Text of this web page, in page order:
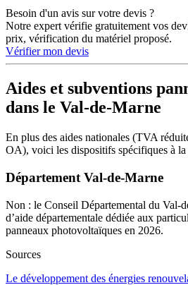
Besoin d'un avis sur votre devis ?
Notre expert vérifie gratuitement vos
prix, vérification du matériel proposé.
Vérifier mon devis
Aides et subventions
dans le Val-de-Marne
En plus des aides nationales (TVA
OA), voici les dispositifs spécifiques à la
Département Val-de-Marne
Non : le Conseil Départemental du Val-
d’aide départementale dédiée aux
panneaux photovoltaïques en 2026.
Sources
Le développement des énergies